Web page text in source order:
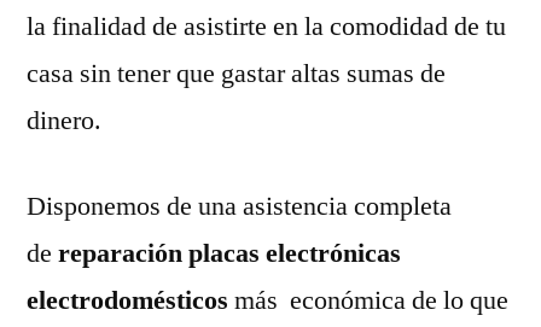
la finalidad de asistirte en la comodidad de tu
casa sin tener que gastar altas sumas de
dinero.
Disponemos de una asistencia completa
de reparación placas electrónicas
electrodomésticos más económica de lo que